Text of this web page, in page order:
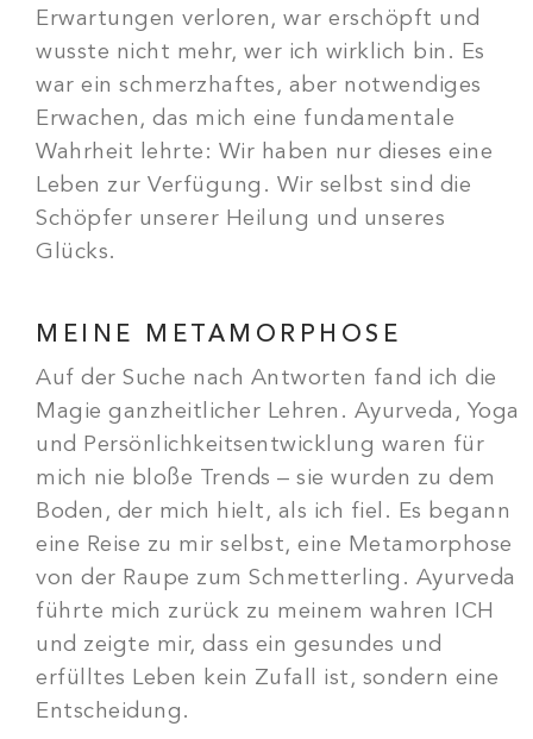
Erwartungen verloren, war erschöpft und
wusste nicht mehr, wer ich wirklich bin. Es
war ein schmerzhaftes, aber notwendiges
Erwachen, das mich eine fundamentale
Wahrheit lehrte: Wir haben nur dieses eine
Leben zur Verfügung. Wir selbst sind die
Schöpfer unserer Heilung und unseres
Glücks.
MEINE METAMORPHOSE
Auf der Suche nach Antworten fand ich die
Magie ganzheitlicher Lehren. Ayurveda, Yoga
und Persönlichkeitsentwicklung waren für
mich nie bloße Trends – sie wurden zu dem
Boden, der mich hielt, als ich fiel. Es begann
eine Reise zu mir selbst, eine Metamorphose
von der Raupe zum Schmetterling. Ayurveda
führte mich zurück zu meinem wahren ICH
und zeigte mir, dass ein gesundes und
erfülltes Leben kein Zufall ist, sondern eine
Entscheidung.